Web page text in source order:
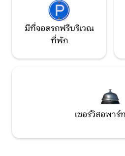
มีที่จอดรถฟรีบริเวณ
ที่พัก
เซอร์วิสอพาร์